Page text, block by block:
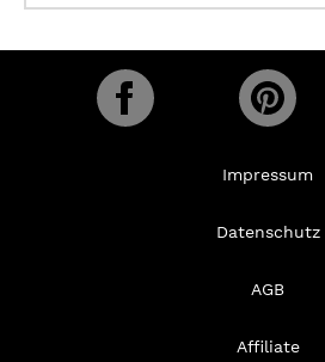
Impressum
Datenschutz
AGB
Affiliate